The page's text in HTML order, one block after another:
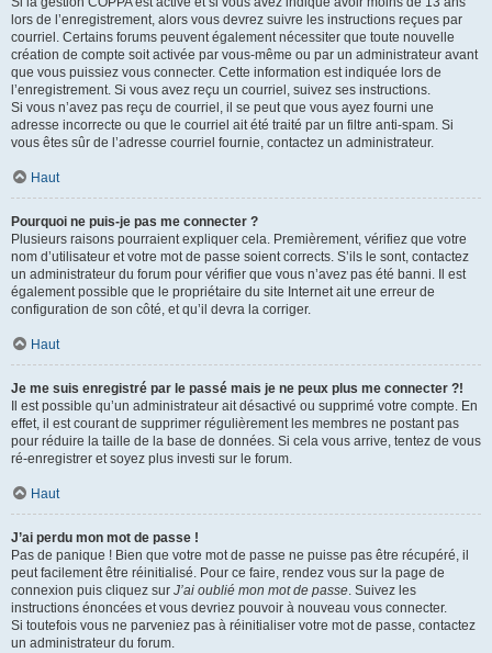
lors de l’enregistrement, alors vous devrez suivre les instructions reçues par
courriel. Certains forums peuvent également nécessiter que toute nouvelle
création de compte soit activée par vous-même ou par un administrateur avant
que vous puissiez vous connecter. Cette information est indiquée lors de
l’enregistrement. Si vous avez reçu un courriel, suivez ses instructions.
Si vous n’avez pas reçu de courriel, il se peut que vous ayez fourni une
adresse incorrecte ou que le courriel ait été traité par un filtre anti-spam. Si
vous êtes sûr de l’adresse courriel fournie, contactez un administrateur.
Haut
Pourquoi ne puis-je pas me connecter ?
Plusieurs raisons pourraient expliquer cela. Premièrement, vérifiez que votre
nom d’utilisateur et votre mot de passe soient corrects. S’ils le sont, contactez
un administrateur du forum pour vérifier que vous n’avez pas été banni. Il est
également possible que le propriétaire du site Internet ait une erreur de
configuration de son côté, et qu’il devra la corriger.
Haut
Je me suis enregistré par le passé mais je ne peux plus me connecter ?!
Il est possible qu’un administrateur ait désactivé ou supprimé votre compte. En
effet, il est courant de supprimer régulièrement les membres ne postant pas
pour réduire la taille de la base de données. Si cela vous arrive, tentez de vous
ré-enregistrer et soyez plus investi sur le forum.
Haut
J’ai perdu mon mot de passe !
Pas de panique ! Bien que votre mot de passe ne puisse pas être récupéré, il
peut facilement être réinitialisé. Pour ce faire, rendez vous sur la page de
connexion puis cliquez sur J’ai oublié mon mot de passe. Suivez les
instructions énoncées et vous devriez pouvoir à nouveau vous connecter.
Si toutefois vous ne parveniez pas à réinitialiser votre mot de passe, contactez
un administrateur du forum.